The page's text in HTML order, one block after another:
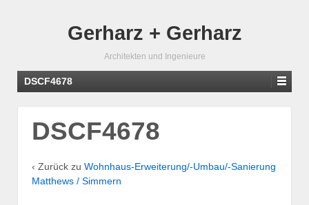
Gerharz + Gerharz
Architekten und Ingenieure
DSCF4678
DSCF4678
‹ Zurück zu Wohnhaus-Erweiterung/-Umbau/-Sanierung
Matthews / Simmern